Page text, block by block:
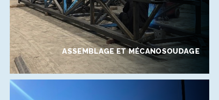
ASSEMBLAGE ET MÉCANOSOUDAGE